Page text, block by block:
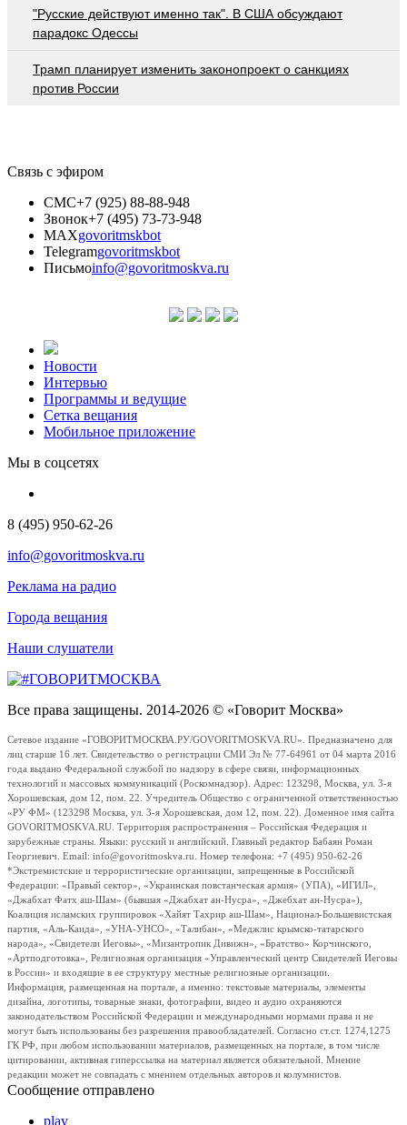
"Русские действуют именно так". В США обсуждают
парадокс Одессы
Трамп планирует изменить законопроект о санкциях
против России
Связь с эфиром
СМС+7 (925) 88-88-948
Звонок+7 (495) 73-73-948
MAXgovoritmskbot
Telegramgovoritmskbot
Письмоinfo@govoritmoskva.ru
Новости
Интервью
Программы и ведущие
Сетка вещания
Мобильное приложение
Мы в соцсетях
8 (495) 950-62-26
info@govoritmoskva.ru
Реклама на радио
Города вещания
Наши слушатели
Все права защищены. 2014-2026 © «Говорит Москва»
Сетевое издание «ГОВОРИТМОСКВА.РУ/GOVORITMOSKVA.RU». Предназначено для
лиц старше 16 лет. Свидетельство о регистрации СМИ Эл № 77-64961 от 04 марта 2016
года выдано Федеральной службой по надзору в сфере связи, информационных
технологий и массовых коммуникаций (Роскомнадзор). Адрес: 123298, Москва, ул. 3-я
Хорошевская, дом 12, пом. 22. Учредитель Общество с ограниченной ответственностью
«РУ ФМ» (123298 Москва, ул. 3-я Хорошевская, дом 12, пом. 22). Доменное имя сайта
GOVORITMOSKVA.RU. Территория распространения – Российская Федерация и
зарубежные страны. Языки: русский и английский. Главный редактор Бабаян Роман
Георгиевич. Email: info@govoritmoskva.ru. Номер телефона: +7 (495) 950-62-26
*Экстремистские и террористические организации, запрещенные в Российской
Федерации: «Правый сектор», «Украинская повстанческая армия» (УПА), «ИГИЛ»,
«Джабхат Фатх аш-Шам» (бывшая «Джабхат ан-Нусра», «Джебхат ан-Нусра»),
Коалиция исламских группировок «Хайят Тахрир аш-Шам», Национал-Большевистская
партия, «Аль-Каида», «УНА-УНСО», «Талибан», «Меджлис крымско-татарского
народа», «Свидетели Иеговы», «Мизантропик Дивижн», «Братство» Корчинского,
«Артподготовка», Религиозная организация «Управленческий центр Свидетелей Иеговы
в России» и входящие в ее структуру местные религиозные организации.
Информация, размещенная на портале, а именно: текстовые материалы, элементы
дизайна, логотипы, товарные знаки, фотографии, видео и аудио охраняются
законодательством Российской Федерации и международными нормами права и не
могут быть использованы без разрешения правообладателей. Согласно ст.ст. 1274,1275
ГК РФ, при любом использовании материалов, размещенных на портале, в том числе
цитировании, активная гиперссылка на материал является обязательной. Мнение
редакции может не совпадать с мнением отдельных авторов и колумнистов.
Сообщение отправлено
play